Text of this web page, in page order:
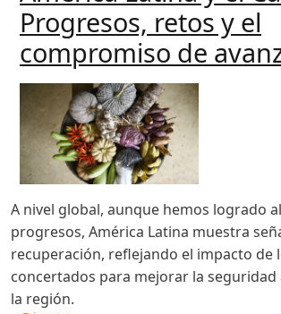
Progresos, retos y el
compromiso de
A nivel global, aunque hemos logrado
progresos, América Latina muestra
recuperación, reflejando el impacto de
concertados para mejorar la
la región.